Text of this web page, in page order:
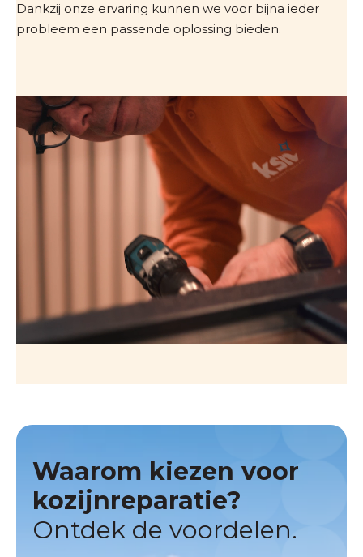
Dankzij onze ervaring kunnen we voor bijna ieder
probleem een passende oplossing bieden.
Waarom kiezen voor
kozijnreparatie?
Ontdek de voordelen.